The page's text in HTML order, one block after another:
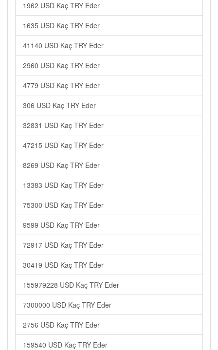
1962 USD Kaç TRY Eder
1635 USD Kaç TRY Eder
41140 USD Kaç TRY Eder
2960 USD Kaç TRY Eder
4779 USD Kaç TRY Eder
306 USD Kaç TRY Eder
32831 USD Kaç TRY Eder
47215 USD Kaç TRY Eder
8269 USD Kaç TRY Eder
13383 USD Kaç TRY Eder
75300 USD Kaç TRY Eder
9599 USD Kaç TRY Eder
72917 USD Kaç TRY Eder
30419 USD Kaç TRY Eder
155979228 USD Kaç TRY Eder
7300000 USD Kaç TRY Eder
2756 USD Kaç TRY Eder
159540 USD Kaç TRY Eder